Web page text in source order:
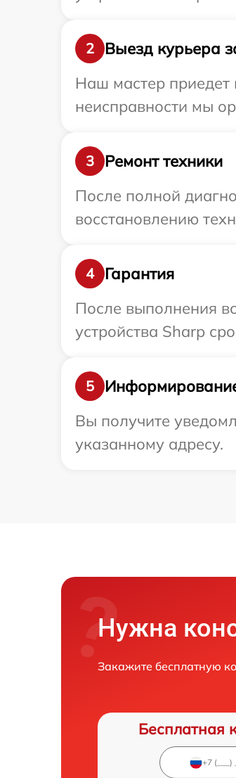
2
Выезд курьера
Наш мастер приедет
неисправности мы
3
Ремонт техники
После полной
восстановлению
4
Гарантия
После выполнения
устройства Sharp
5
Вы получите
указанному адресу.
Нужна
Закажите бесплатную
Бесплатная